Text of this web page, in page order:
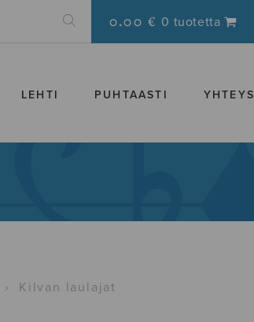
0.00 € 0 tuotetta
LEHTI PUHTAASTI YHTEYS
› Kilvan laulajat